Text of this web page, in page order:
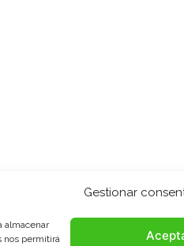
Gestionar
almacenar
nos permitirá